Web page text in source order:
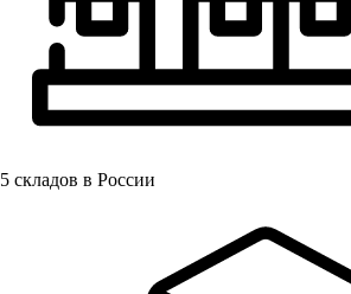
5 складов в России